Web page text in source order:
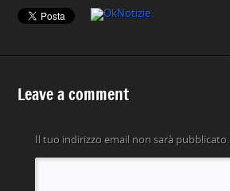
Leave a comment
Il tuo indirizzo email non sarà pubblicato.